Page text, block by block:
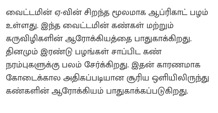
வைட்டமின் ஏ-வின் சிறந்த மூலமாக ஆப்ரிகாட் பழம்
உள்ளது. இந்த வைட்டமின் கண்கள் மற்றும்
கருவிழிகளின் ஆரோக்கியத்தை பாதுகாக்கிறது.
தினமும் இரண்டு பழங்கள் சாப்பிட கண்
நரம்புகளுக்கு பலம் சேர்க்கிறது. இதன் காரணமாக
கோடைக்கால அதிகப்படியான சூரிய ஒளியிலிருந்து
கண்களின் ஆரோக்கியம் பாதுகாக்கப்படுகிறது.